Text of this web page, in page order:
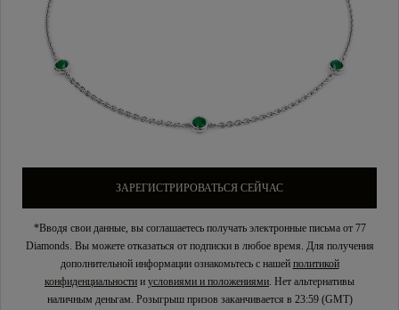
ЗАРЕГИСТРИРОВАТЬСЯ СЕЙЧАС
*Вводя свои данные, вы соглашаетесь получать электронные письма от 77
Diamonds. Вы можете отказаться от подписки в любое время. Для получения
дополнительной информации ознакомьтесь с нашей политикой
конфиденциальности и условиями и положениями. Нет альтернативы
наличным деньгам. Розыгрыш призов заканчивается в 23:59 (GMT)